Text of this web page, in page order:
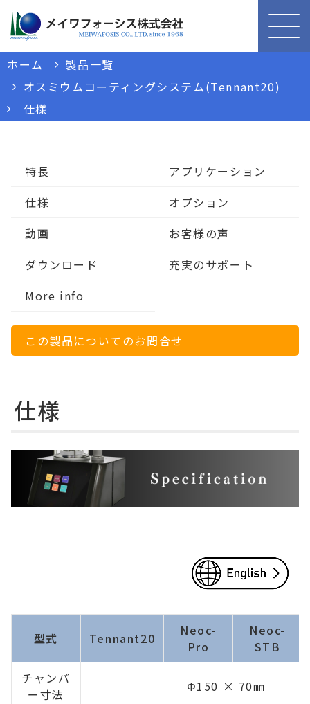
ホーム
製品一覧
オスミウムコーティングシステム(Tennant20)
仕様
特長
アプリケーション
仕様
オプション
動画
お客様の声
ダウンロード
充実のサポート
More info
この製品についてのお問合せ
仕様
型式 Tennant20
Neoc-
Pro
Neoc-
STB
チャンバ
ー寸法
Φ150 × 70㎜